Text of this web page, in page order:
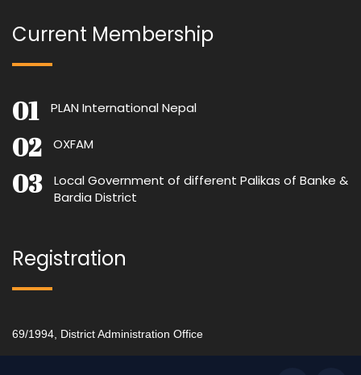
Current Membership
PLAN International Nepal
OXFAM
Local Government of different Palikas of Banke &
Bardia District
Registration
69/1994, District Administration Office